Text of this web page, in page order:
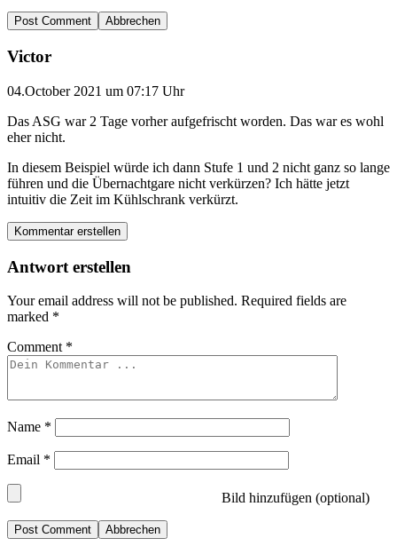
Abbrechen
Victor
04.October 2021 um 07:17 Uhr
Das ASG war 2 Tage vorher aufgefrischt worden. Das war es wohl
eher nicht.
In diesem Beispiel würde ich dann Stufe 1 und 2 nicht ganz so lange
führen und die Übernachtgare nicht verkürzen? Ich hätte jetzt
intuitiv die Zeit im Kühlschrank verkürzt.
Kommentar erstellen
Antwort erstellen
Your email address will not be published. Required fields are
marked *
Comment *
Name *
Email *
Bild hinzufügen (optional)
Abbrechen